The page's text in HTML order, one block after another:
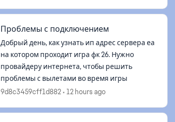
Проблемы с подключением
Добрый день, как узнать ип адрес сервера еа
на котором проходит игра фк 26. Нужно
провайдеру интернета, чтобы решить
проблемы с вылетами во время игры
9d8c3459cff1d882
12 hours ago